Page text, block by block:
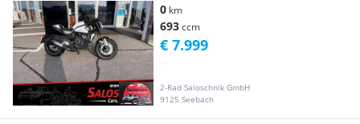
0 km
693ccm
2-Rad Saloschnik GmbH
9125 Seebach
€ 7.999